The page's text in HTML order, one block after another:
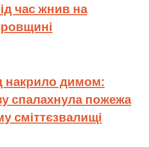
час жнив на
накрило димом:
спалахнула пожежа
сміттєзвалищі